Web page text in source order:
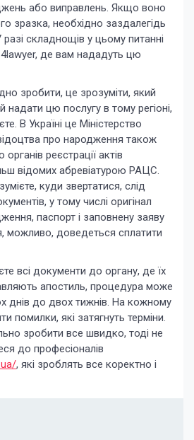
або виправлень. Якщо воно
зразка, необхідно заздалегідь
складнощів у цьому питанні
де вам нададуть цю
зробити, це зрозуміти, який
надати цю послугу в тому регіоні,
В Україні це Міністерство
про народження також
реєстрації актів
відомих абревіатурою РАЦС.
куди звертатися, слід
у тому числі оригінал
паспорт і заповнену заяву
можливо, доведеться сплатити
всі документи до органу, де їх
апостиль, процедура може
днів до двох тижнів. На кожному
помилки, які затягнуть терміни.
зробити все швидко, тоді не
до професіоналів
, які зроблять все коректно і